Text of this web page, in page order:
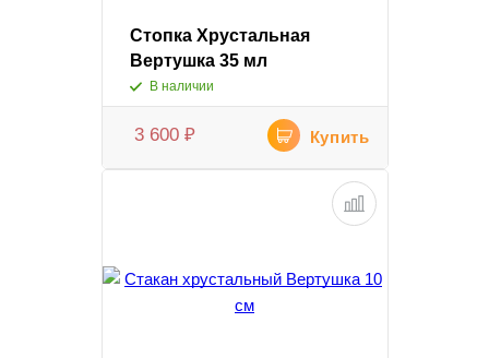
Стопка Хрустальная
Вертушка 35 мл
В наличии
3 600 ₽ Купить